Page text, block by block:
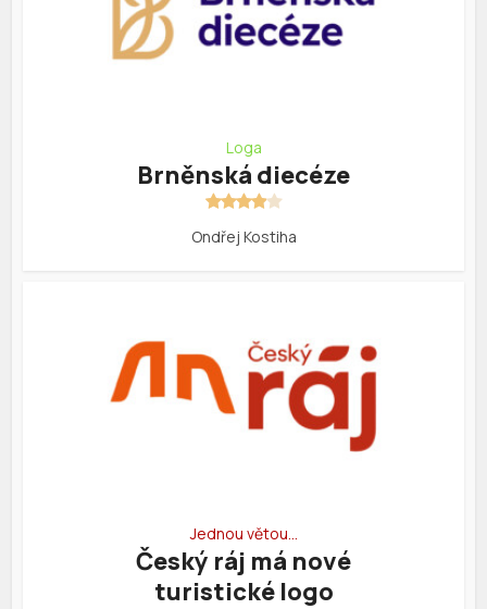
Loga
Brněnská diecéze
Ondřej Kostiha
Jednou větou…
Český ráj má nové
turistické logo